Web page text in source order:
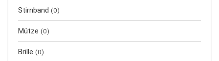
Stirnband (0)
Mütze (0)
Brille (0)